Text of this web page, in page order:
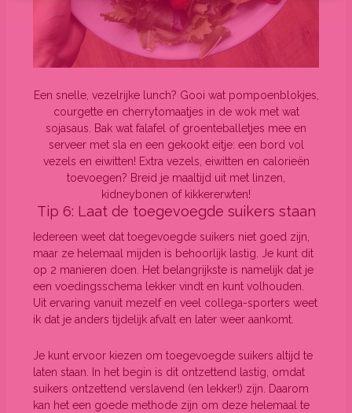
Een snelle, vezelrijke lunch? Gooi wat pompoenblokjes,
courgette en cherrytomaatjes in de wok met wat
sojasaus. Bak wat falafel of groenteballetjes mee en
serveer met sla en een gekookt eitje: een bord vol
vezels en eiwitten! Extra vezels, eiwitten en calorieën
toevoegen? Breid je maaltijd uit met linzen,
kidneybonen of kikkererwten!
Tip 6: Laat de toegevoegde suikers staan
Iedereen weet dat toegevoegde suikers niet goed zijn,
maar ze helemaal mijden is behoorlijk lastig. Je kunt dit
op 2 manieren doen. Het belangrijkste is namelijk dat je
een voedingsschema lekker vindt en kunt volhouden.
Uit ervaring vanuit mezelf en veel collega-sporters weet
ik dat je anders tijdelijk afvalt en later weer aankomt.
Je kunt ervoor kiezen om toegevoegde suikers altijd te
laten staan. In het begin is dit ontzettend lastig, omdat
suikers ontzettend verslavend (en lekker!) zijn. Daarom
kan het een goede methode zijn om deze helemaal te